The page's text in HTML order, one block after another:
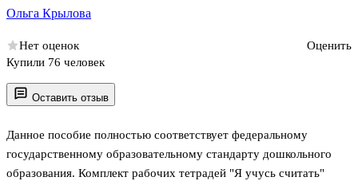
Оставить отзыв
Данное пособие полностью соответствует федеральному
государственному образовательному стандарту дошкольного
образования. Комплект рабочих тетрадей "Я учусь считать"
Ольга Крылова
Нет оценок
Оценить
Купили 76 человек